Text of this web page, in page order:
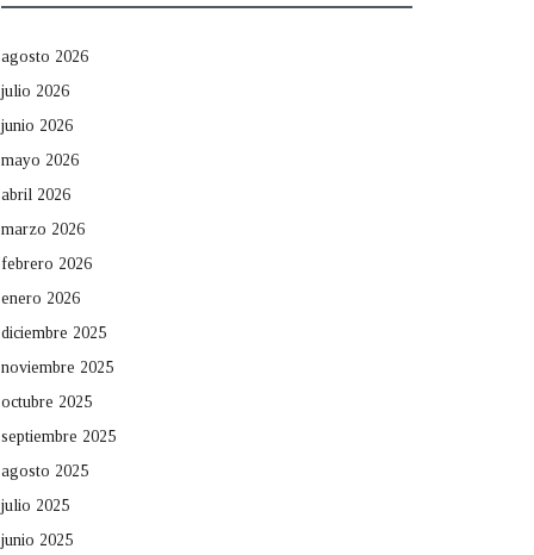
agosto 2026
julio 2026
junio 2026
mayo 2026
abril 2026
marzo 2026
febrero 2026
enero 2026
diciembre 2025
noviembre 2025
octubre 2025
septiembre 2025
agosto 2025
julio 2025
junio 2025